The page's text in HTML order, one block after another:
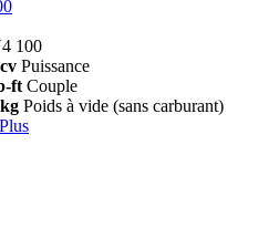
100
Puissance
ft Couple
Poids à vide (sans carburant)